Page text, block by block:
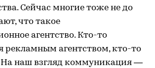
Сейчас многие тоже не до
что такое
агентство. Кто-то
рекламным агентством, кто-то
наш взгляд коммуникация —